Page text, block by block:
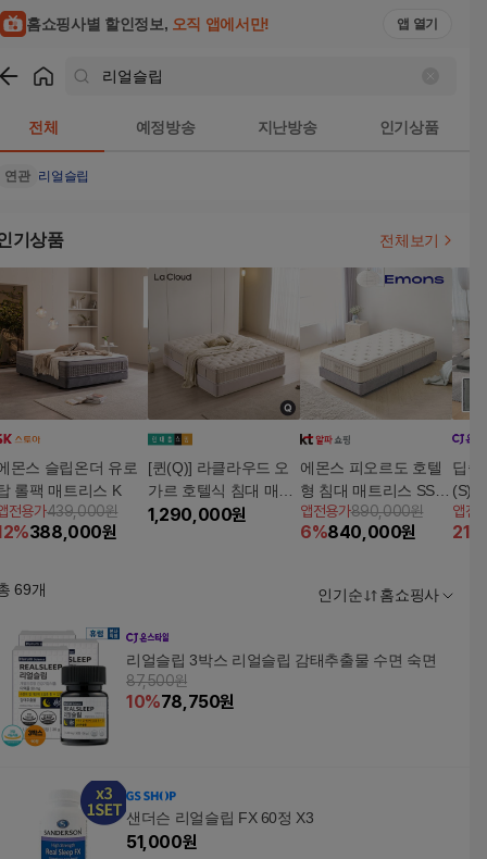
홈쇼핑사별 할인정보, 오직 앱에서만! 앱 열기
전체 예정방송 지난방송 인기상품
연관 리얼슬립
기상품 전체보기
몬스 슬립온더 유로
롤팩 매트리스 K
전용가439,000원
%388,000원
[퀸(Q)] 라클라우드 오
가르 호텔식 침대 매트
리스 별도
1,290,000원
에몬스 피오르도 호텔
형 침대 매트리스 SS
(수퍼싱글)
앱전용가890,000원
6%840,000원
딥슬
(S)
형)
앱전
21
69개 인기순 홈쇼핑사
리얼슬립 3박스 리얼슬립 감태추출물 수면 숙면
87,500원
10%78,750원
샌더슨 리얼슬립 FX 60정 X3
51,000원